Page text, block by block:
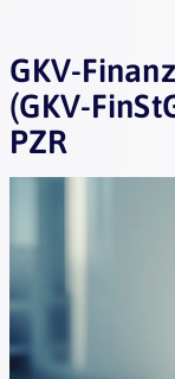
GKV-
(GKV-
PZR